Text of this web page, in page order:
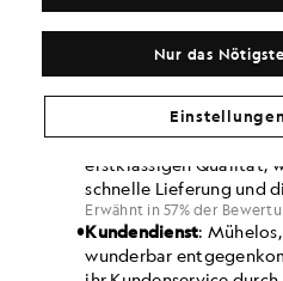
Nur das